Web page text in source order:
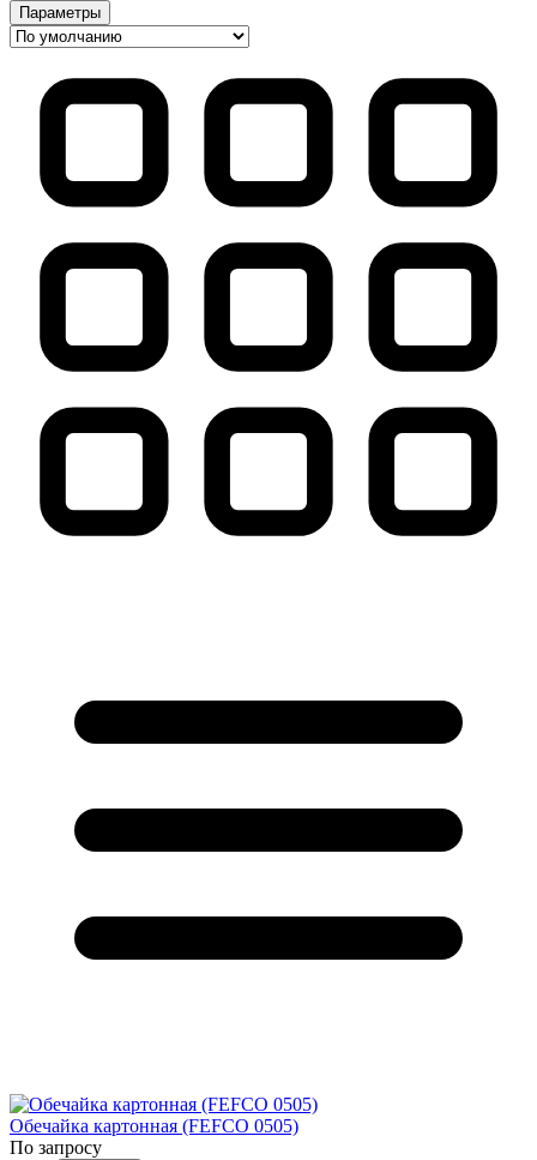
Параметры
Обечайка картонная (FEFCO 0505)
По запросу